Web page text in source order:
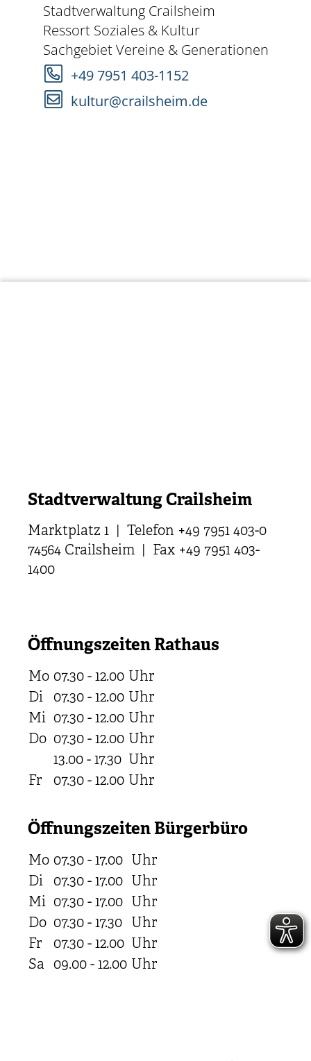
Stadtverwaltung Crailsheim
Ressort Soziales & Kultur
Sachgebiet Vereine & Generationen
+49 7951 403-1152
kultur@crailsheim.de
Stadtverwaltung Crailsheim
Marktplatz 1 | Telefon +49 7951 403-0
74564 Crailsheim | Fax +49 7951 403-
1400
Öffnungszeiten Rathaus
Mo 07.30 - 12.00 Uhr
Di
07.30 - 12.00 Uhr
Mi 07.30 - 12.00 Uhr
Do 07.30 - 12.00 Uhr
13.00 - 17.30 Uhr
Fr
07.30 - 12.00 Uhr
Öffnungszeiten Bürgerbüro
Mo 07.30 - 17.00 Uhr
Di
07.30 - 17.00 Uhr
Mi 07.30 - 17.00 Uhr
Do 07.30 - 17.30 Uhr
Fr
07.30 - 12.00 Uhr
Sa 09.00 - 12.00 Uhr